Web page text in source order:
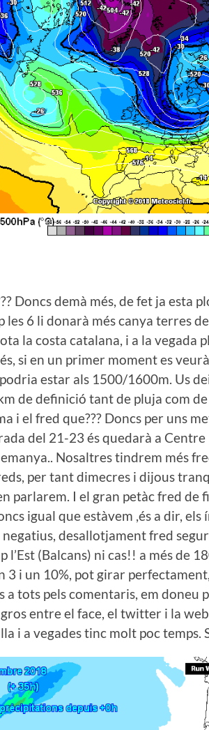
Doncs demà més, de fet ja esta
les 6 li donarà més canya terres
la costa catalana, i a la vegada
si en un primer moment es
estar als 1500/1600m. Us
de definició tant de pluja com de
i el fred que??? Doncs per uns
del 21-23 és quedarà a
Nosaltres tindrem més
per tant dimecres i dijous
parlarem. I el gran petàc fred de
igual que estàvem ,és a dir,
tius, desallotjament fred
l’Est (Balcans) ni cas!! a més de
3 i un 10%, pot girar
a tots pels comentaris, em doneu
gros entre el face, el twitter i la
i a vegades tinc molt poc temps.